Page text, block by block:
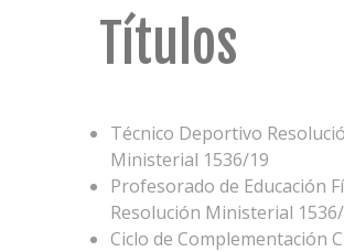
Títulos
Técnico Deportivo
Ministerial 1536/19
Profesorado de Educación
Resolución Ministerial
Ciclo de Complementación